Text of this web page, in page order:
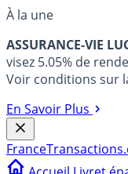
À la une
ASSURANCE-VIE
visez 5.05% de
Voir conditions sur
En Savoir Plus
France